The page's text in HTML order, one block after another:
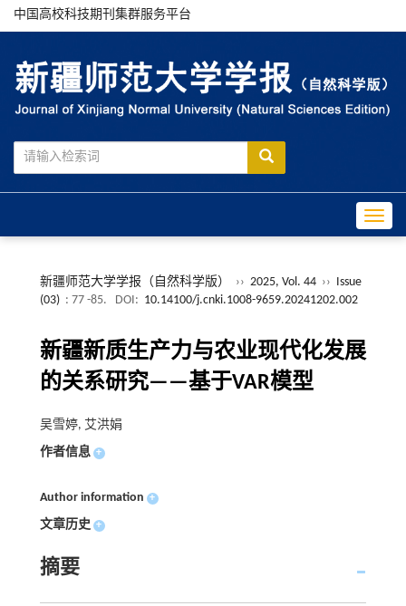
中国高校科技期刊集群服务平台
新疆师范大学学报（自然科学版） ›› 2025, Vol. 44 ›› Issue
(03) : 77 -85. DOI: 10.14100/j.cnki.1008-9659.20241202.002
新疆新质生产力与农业现代化发展
的关系研究——基于VAR模型
吴雪婷, 艾洪娟
作者信息 +
Author information +
文章历史 +
摘要